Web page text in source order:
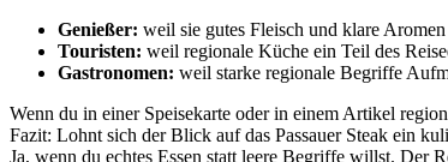
Genießer: weil sie gutes Fleisch und klare Aromen
Touristen: weil regionale Küche ein Teil des
Gastronomen: weil starke regionale Begriffe
Wenn du in einer Speisekarte oder in einem Artikel
Fazit: Lohnt sich der Blick auf das Passauer Steak ein
Ja, wenn du echtes Essen statt leere Begriffe willst. Der